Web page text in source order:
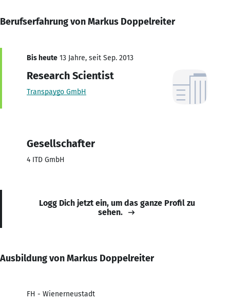
Berufserfahrung von Markus Doppelreiter
Bis heute 13 Jahre, seit Sep. 2013
Research Scientist
Transpaygo GmbH
Gesellschafter
4 ITD GmbH
Logg Dich jetzt ein, um das ganze Profil zu
sehen.
Ausbildung von Markus Doppelreiter
FH - Wienerneustadt